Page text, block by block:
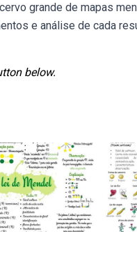
grande de mapas
e análise de cada
below.